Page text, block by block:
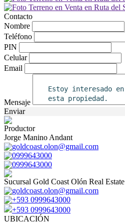
Contacto
Nombre
Teléfono
PIN
Celular
Email
Mensaje
Enviar
Productor
Jorge Manino Andant
goldcoast.olon@gmail.com
0999643000
0999643000
Sucursal Gold Coast Olón Real Estate
goldcoast.olon@gmail.com
+593 0999643000
+593 0999643000
UBICACIÓN